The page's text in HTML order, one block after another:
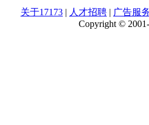
关于17173 | 人才招聘 | 广告服
Copyright ©